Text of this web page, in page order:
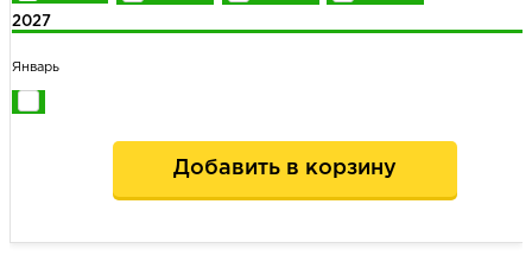
2027
Январь
Добавить в корзину